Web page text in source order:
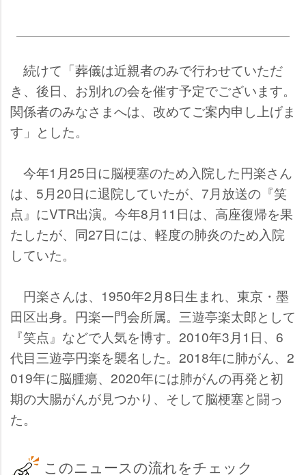
続けて「葬儀は近親者のみで行わせていただ
き、後日、お別れの会を催す予定でございます。
関係者のみなさまへは、改めてご案内申し上げま
す」とした。
今年1月25日に脳梗塞のため入院した円楽さん
は、5月20日に退院していたが、7月放送の『笑
点』にVTR出演。今年8月11日は、高座復帰を果
たしたが、同27日には、軽度の肺炎のため入院
していた。
円楽さんは、1950年2月8日生まれ、東京・墨
田区出身。円楽一門会所属。三遊亭楽太郎として
『笑点』などで人気を博す。2010年3月1日、6
代目三遊亭円楽を襲名した。2018年に肺がん、2
019年に脳腫瘍、2020年には肺がんの再発と初
期の大腸がんが見つかり、そして脳梗塞と闘っ
た。
このニュースの流れをチェック